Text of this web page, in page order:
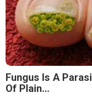
Fungus Is A
Of Plain...